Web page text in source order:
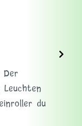
Der
du